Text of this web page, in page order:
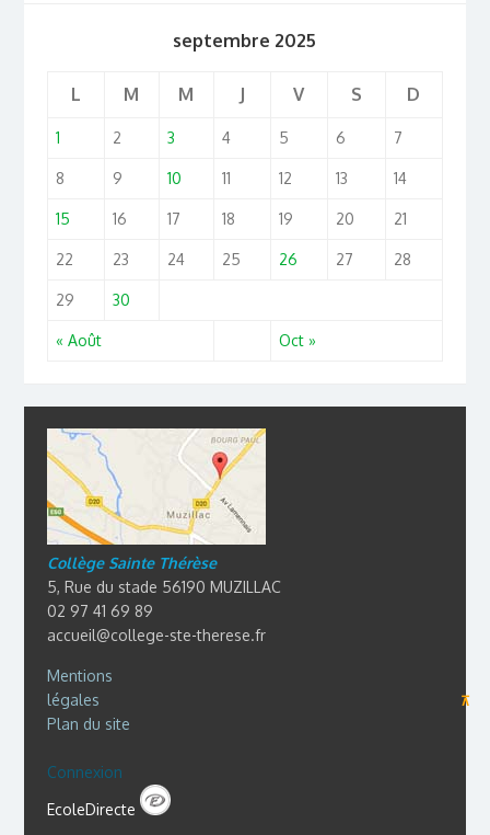
septembre 2025
L M M J V S D
« Août Oct »
1 2 3 4 5 6 7
8 9 10 11 12 13 14
15 16 17 18 19 20 21
22 23 24 25 26 27 28
29 30
Collège Sainte Thérèse
5, Rue du stade 56190 MUZILLAC
02 97 41 69 89
accueil@college-ste-therese.fr
Mentions
légales
⊼
Plan du site
Connexion
EcoleDirecte